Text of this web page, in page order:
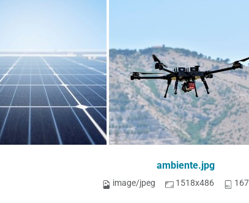
ambiente.jpg
image/jpeg 1518x486